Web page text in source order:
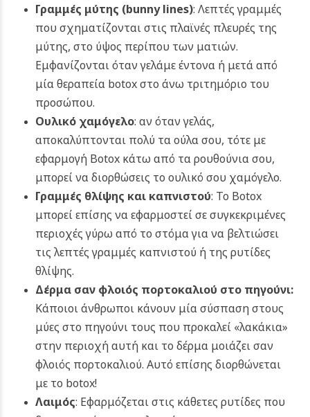
Γραμμές μύτης (bunny lines): Λεπτές γραμμές
που σχηματίζονται στις πλαϊνές πλευρές της
μύτης, στο ύψος περίπου των ματιών.
Εμφανίζονται όταν γελάμε έντονα ή μετά από
μία θεραπεία botox στο άνω τριτημόριο του
προσώπου.
Ουλικό χαμόγελο: αν όταν γελάς,
αποκαλύπτονται πολύ τα ούλα σου, τότε με
εφαρμογή Botox κάτω από τα ρουθούνια σου,
μπορεί να διορθώσεις το ουλικό σου χαμόγελο.
Γραμμές θλίψης και καπνιστού: Το Botox
μπορεί επίσης να εφαρμοστεί σε συγκεκριμένες
περιοχές γύρω από το στόμα για να βελτιώσει
τις λεπτές γραμμές καπνιστού ή της ρυτίδες
θλίψης.
Δέρμα σαν φλοιός πορτοκαλιού στο πηγούνι:
Κάποιοι άνθρωποι κάνουν μία σύσπαση στους
μύες στο πηγούνι τους που προκαλεί «λακάκια»
στην περιοχή αυτή και το δέρμα μοιάζει σαν
φλοιός πορτοκαλιού. Αυτό επίσης διορθώνεται
με το botox!
Λαιμός: Εφαρμόζεται στις κάθετες ρυτίδες που